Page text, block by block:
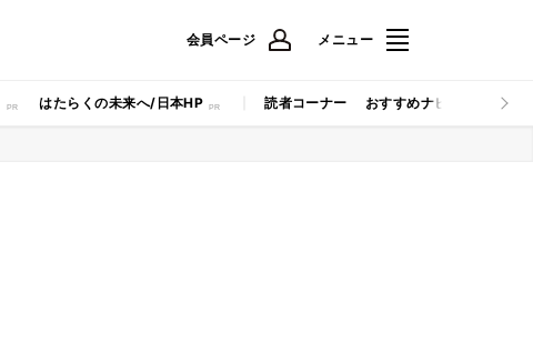
会員ページ メニュー
はたらくの未来へ/日本HP 読者コーナー おすすめナビ マイナビ